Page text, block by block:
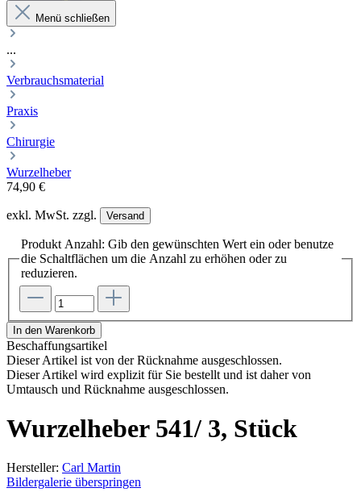
Menü schließen
...
Verbrauchsmaterial
Praxis
Chirurgie
Wurzelheber
74,90 €
exkl. MwSt. zzgl. Versand
Produkt Anzahl: Gib den gewünschten Wert ein oder benutze
die Schaltflächen um die Anzahl zu erhöhen oder zu
reduzieren.
In den Warenkorb
Beschaffungsartikel
Dieser Artikel ist von der Rücknahme ausgeschlossen.
Dieser Artikel wird explizit für Sie bestellt und ist daher von
Umtausch und Rücknahme ausgeschlossen.
Wurzelheber 541/ 3, Stück
Hersteller: Carl Martin
Bildergalerie überspringen